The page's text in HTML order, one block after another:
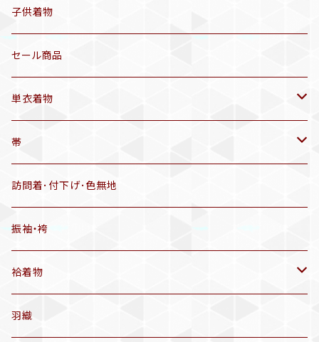
セオα 着物(5〜9月頃)
三分紐
帯揚げ
羽織
半幅帯
有松絞り浴衣(6～9月頃)
アンティーク着物
リサイクル着物
子供着物
セール商品
単衣着物
アンティーク着物
リサイクル着物
帯
リサイクル帯
アンティーク帯
アンティーク仕立てかえ帯
名古屋帯
訪問着･付下げ･色無地
振袖・袴
袷着物
アンティーク着物
羽織